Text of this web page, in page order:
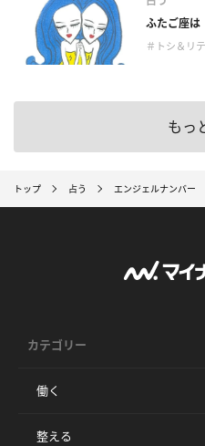
ふたご座は
＃トシ＆リ
もっ
トップ 占う エンジェルナンバー
カテゴリー
働く
整える